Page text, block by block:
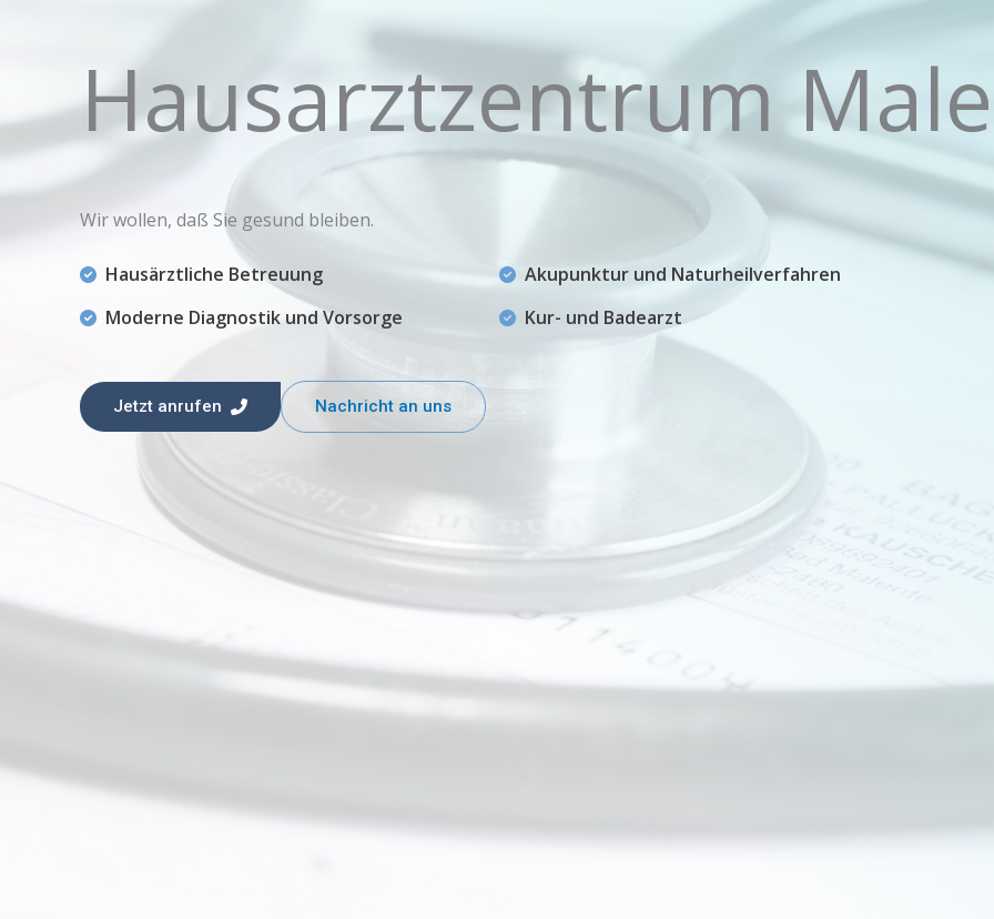
Hausarztzentrum
Wir wollen, daß Sie gesund bleiben.
Hausärztliche Betreuung
Moderne Diagnostik und Vorsorge
Akupunktur und Naturheilverfahren
Kur- und Badearzt
Jetzt anrufen Nachricht an uns